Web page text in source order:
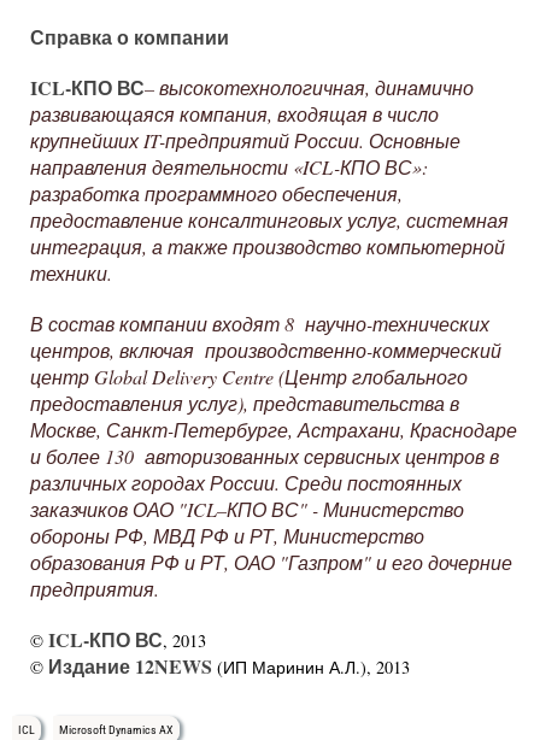
Справка о компании
ICL-КПО ВС– высокотехнологичная, динамично
развивающаяся компания, входящая в число
крупнейших IT-предприятий России. Основные
направления деятельности «ICL-КПО ВС»:
разработка программного обеспечения,
предоставление консалтинговых услуг, системная
интеграция, а также производство компьютерной
техники.
В состав компании входят 8 научно-технических
центров, включая производственно-коммерческий
центр Global Delivery Centre (Центр глобального
предоставления услуг), представительства в
Москве, Санкт-Петербурге, Астрахани, Краснодаре
и более 130 авторизованных сервисных центров в
различных городах России. Среди постоянных
заказчиков ОАО "ICL–КПО ВС" - Министерство
обороны РФ, МВД РФ и РТ, Министерство
образования РФ и РТ, ОАО "Газпром" и его дочерние
предприятия.
© ICL-КПО ВС, 2013
© Издание 12NEWS (ИП Маринин А.Л.), 2013
ICL Microsoft Dynamics AX